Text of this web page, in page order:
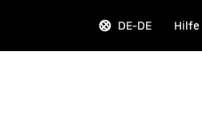
DE-DE Hilfe